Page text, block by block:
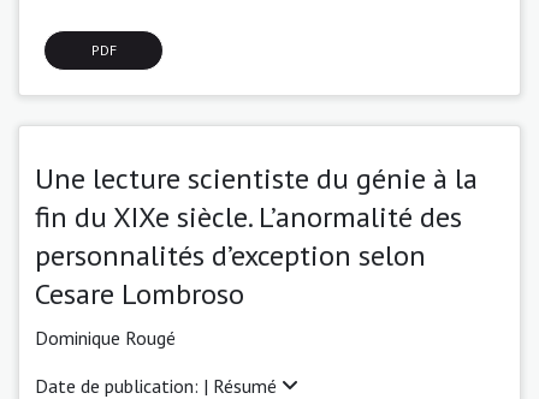
PDF
Une lecture scientiste du génie à la
fin du XIXe siècle. L’anormalité des
personnalités d’exception selon
Cesare Lombroso
Dominique Rougé
Date de publication: | Résumé